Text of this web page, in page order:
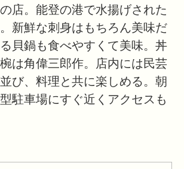
店。能登の港で水揚げされた
新鮮な刺身はもちろん美味だ
貝鍋も食べやすくて美味。丼
は角偉三郎作。店内には民芸
び、料理と共に楽しめる。朝
駐車場にすぐ近くアクセスも